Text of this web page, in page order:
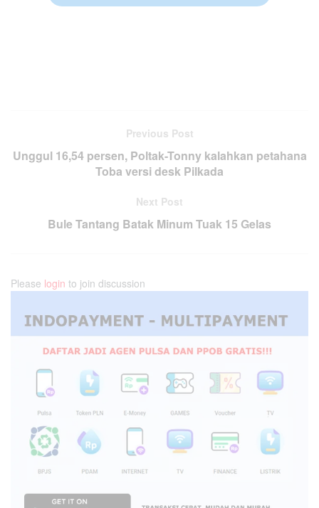
Previous Post
Unggul 16,54 persen, Poltak-Tonny kalahkan petahana
Toba versi desk Pilkada
Next Post
Bule Tantang Batak Minum Tuak 15 Gelas
Please login to join discussion